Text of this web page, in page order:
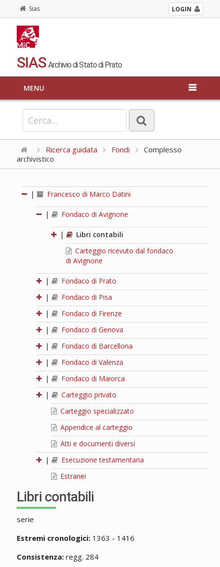
Sias LOGIN
SIAS Archivio di Stato di Prato
MENU
Ricerca guidata Fondi
Complesso
archivistico
| Francesco di Marco Datini
| Fondaco di Avignone
|
Libri contabili
Carteggio ricevuto dal fondaco
di Avignone
|
Fondaco di Prato
|
Fondaco di Pisa
|
Fondaco di Firenze
|
Fondaco di Genova
|
Fondaco di Barcellona
|
Fondaco di Valenza
|
Fondaco di Maiorca
|
Carteggio privato
Carteggio specializzato
Appendice al carteggio
Atti e documenti diversi
|
Esecuzione testamentaria
Estranei
Libri contabili
serie
Estremi cronologici:1363 - 1416
Consistenza:regg. 284